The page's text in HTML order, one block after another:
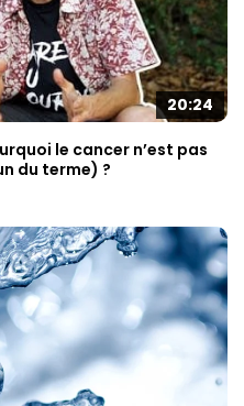
20:24
le cancer n’est pas
du terme) ?